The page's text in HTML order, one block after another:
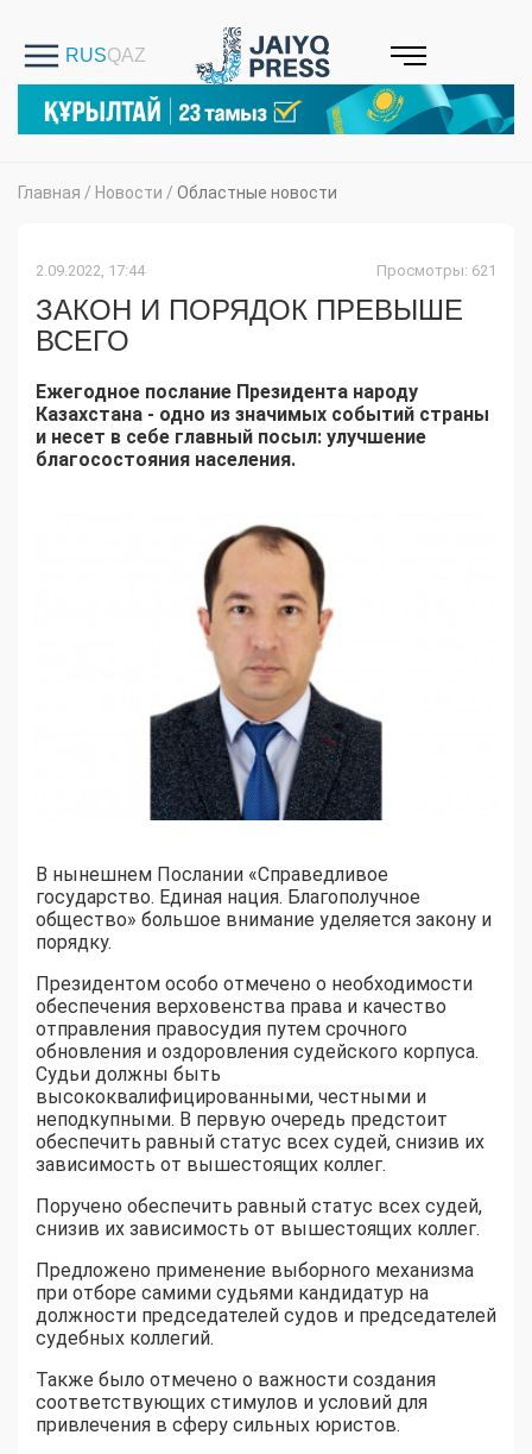
Главная / Новости / Областные новости
2.09.2022, 17:44 Просмотры: 621
ЗАКОН И ПОРЯДОК ПРЕВЫШЕ
ВСЕГО
Ежегодное послание Президента народу
Казахстана - одно из значимых событий страны
и несет в себе главный посыл: улучшение
благосостояния населения.
В нынешнем Послании «Справедливое
государство. Единая нация. Благополучное
общество» большое внимание уделяется закону и
порядку.
Президентом особо отмечено о необходимости
обеспечения верховенства права и качество
отправления правосудия путем срочного
обновления и оздоровления судейского корпуса.
Судьи должны быть
высококвалифицированными, честными и
неподкупными. В первую очередь предстоит
обеспечить равный статус всех судей, снизив их
зависимость от вышестоящих коллег.
Поручено обеспечить равный статус всех судей,
снизив их зависимость от вышестоящих коллег.
Предложено применение выборного механизма
при отборе самими судьями кандидатур на
должности председателей судов и председателей
судебных коллегий.
Также было отмечено о важности создания
соответствующих стимулов и условий для
привлечения в сферу сильных юристов.